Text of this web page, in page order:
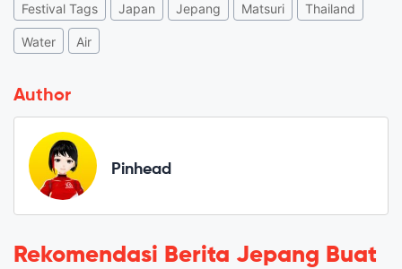
Festival Tags Japan Jepang Matsuri Thailand
Water Air
Author
Pinhead
Rekomendasi Berita Jepang Buat